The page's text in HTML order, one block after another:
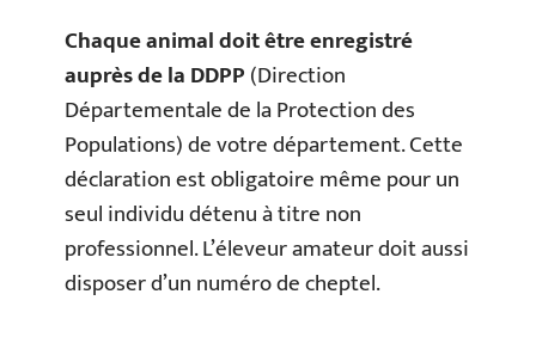
Chaque animal doit être enregistré
auprès de la DDPP(Direction
Départementale de la Protection des
Populations) de votre département. Cette
déclaration est obligatoire même pour un
seul individu détenu à titre non
professionnel. L’éleveur amateur doit aussi
disposer d’un numéro de cheptel.